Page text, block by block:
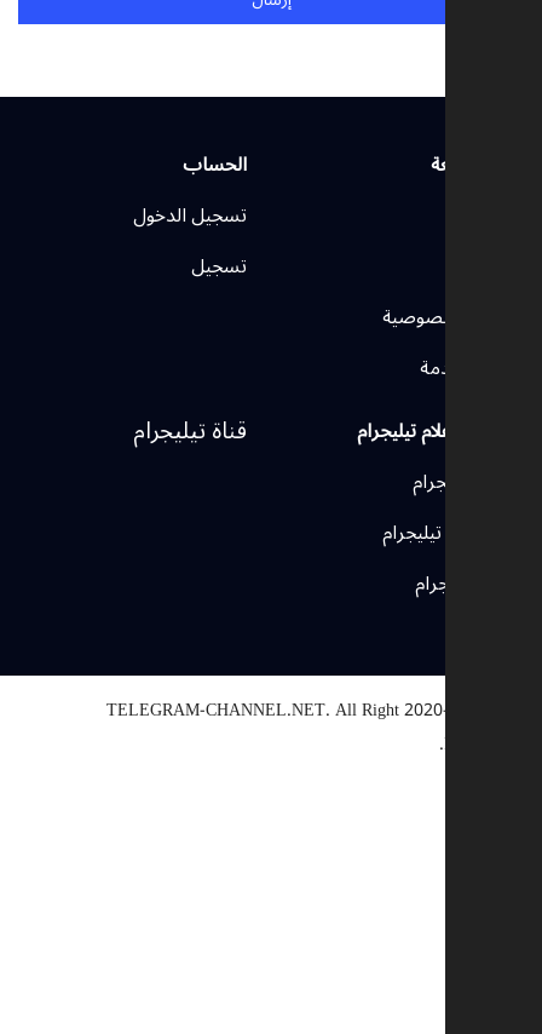
روابط سريعة
سياسة الخصوصية
شروط الخدمة
الحساب
تسجيل الدخول
تسجيل
وسائل الإعلام تيليجرام
قنوات تيليجرام
مجموعات تيليجرام
بوتات تيليجرام
قناة تيليجرام
TELEGRAM-CHANNEL.NET.All Right
Reserved.